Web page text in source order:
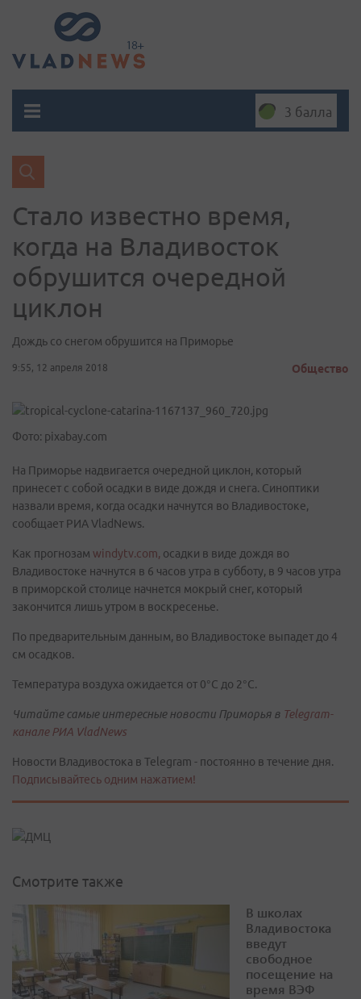
3 балла
Стало известно время,
когда на Владивосток
обрушится очередной
циклон
Дождь со снегом обрушится на Приморье
9:55, 12 апреля 2018 Общество
Фото: pixabay.com
На Приморье надвигается очередной циклон, который
принесет с собой осадки в виде дождя и снега. Синоптики
назвали время, когда осадки начнутся во Владивостоке,
сообщает РИА VladNews.
Как прогнозам windytv.com, осадки в виде дождя во
Владивостоке начнутся в 6 часов утра в субботу, в 9 часов утра
в приморской столице начнется мокрый снег, который
закончится лишь утром в воскресенье.
По предварительным данным, во Владивостоке выпадет до 4
см осадков.
Температура воздуха ожидается от 0°С до 2°С.
Читайте самые интересные новости Приморья в Telegram-
канале РИА VladNews
Новости Владивостока в Telegram - постоянно в течение дня.
Подписывайтесь одним нажатием!
Смотрите также
В школах
Владивостока
введут
свободное
посещение на
время ВЭФ